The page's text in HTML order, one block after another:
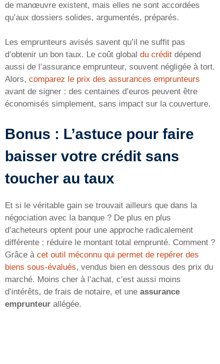
de manœuvre existent, mais elles ne sont accordées
qu’aux dossiers solides, argumentés, préparés.
Les emprunteurs avisés savent qu’il ne suffit pas
d’obtenir un bon taux. Le coût global du crédit dépend
aussi de l’assurance emprunteur, souvent négligée à tort.
Alors, comparez le prix des assurances emprunteurs
avant de signer : des centaines d’euros peuvent être
économisés simplement, sans impact sur la couverture.
Bonus : L’astuce pour faire
baisser votre crédit sans
toucher au taux
Et si le véritable gain se trouvait ailleurs que dans la
négociation avec la banque ? De plus en plus
d’acheteurs optent pour une approche radicalement
différente : réduire le montant total emprunté. Comment ?
Grâce à cet outil méconnu qui permet de repérer des
biens sous-évalués, vendus bien en dessous des prix du
marché. Moins cher à l’achat, c’est aussi moins
d’intérêts, de frais de notaire, et une assurance
emprunteur allégée.